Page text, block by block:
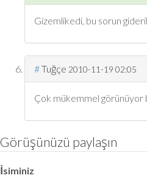
Gizemlikedi, bu sorun
#Tuğçe 2010-11-19 02:05
Çok mükemmel
Görüşünüzü paylaşın
İsiminiz